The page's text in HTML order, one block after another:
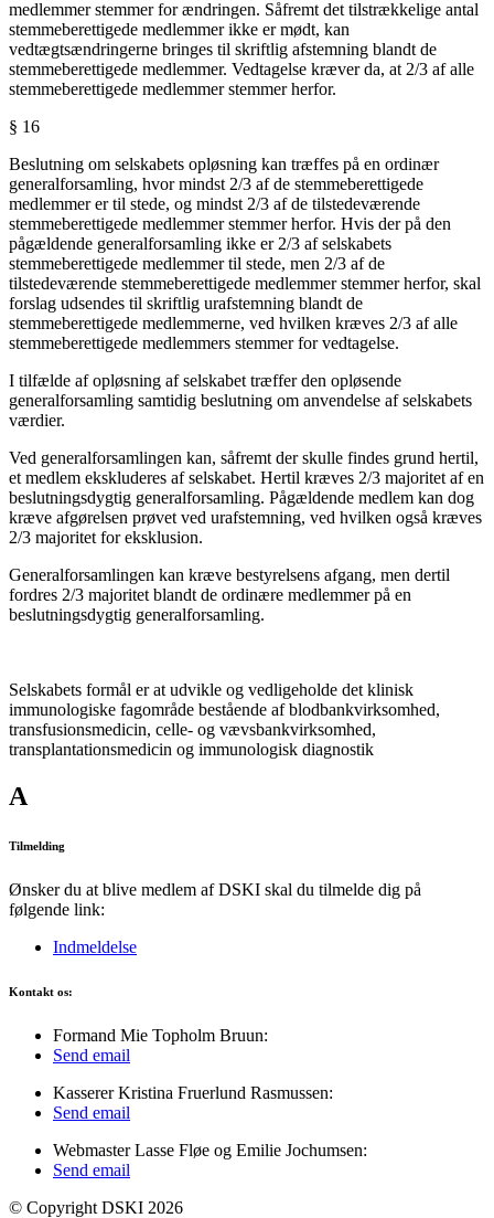
medlemmer stemmer for ændringen. Såfremt det tilstrækkelige antal
stemmeberettigede medlemmer ikke er mødt, kan
vedtægtsændringerne bringes til skriftlig afstemning blandt de
stemmeberettigede medlemmer. Vedtagelse kræver da, at 2/3 af alle
stemmeberettigede medlemmer stemmer herfor.
§ 16
Beslutning om selskabets opløsning kan træffes på en ordinær
generalforsamling, hvor mindst 2/3 af de stemmeberettigede
medlemmer er til stede, og mindst 2/3 af de tilstedeværende
stemmeberettigede medlemmer stemmer herfor. Hvis der på den
pågældende generalforsamling ikke er 2/3 af selskabets
stemmeberettigede medlemmer til stede, men 2/3 af de
tilstedeværende stemmeberettigede medlemmer stemmer herfor, skal
forslag udsendes til skriftlig urafstemning blandt de
stemmeberettigede medlemmerne, ved hvilken kræves 2/3 af alle
stemmeberettigede medlemmers stemmer for vedtagelse.
I tilfælde af opløsning af selskabet træffer den opløsende
generalforsamling samtidig beslutning om anvendelse af selskabets
værdier.
Ved generalforsamlingen kan, såfremt der skulle findes grund hertil,
et medlem ekskluderes af selskabet. Hertil kræves 2/3 majoritet af en
beslutningsdygtig generalforsamling. Pågældende medlem kan dog
kræve afgørelsen prøvet ved urafstemning, ved hvilken også kræves
2/3 majoritet for eksklusion.
Generalforsamlingen kan kræve bestyrelsens afgang, men dertil
fordres 2/3 majoritet blandt de ordinære medlemmer på en
beslutningsdygtig generalforsamling.
Selskabets formål er at udvikle og vedligeholde det klinisk
immunologiske fagområde bestående af blodbankvirksomhed,
transfusionsmedicin, celle- og vævsbankvirksomhed,
transplantationsmedicin og immunologisk diagnostik
A
Tilmelding
Ønsker du at blive medlem af DSKI skal du tilmelde dig på
følgende link:
Indmeldelse
Kontakt os:
Formand Mie Topholm Bruun:
Send email
Kasserer Kristina Fruerlund Rasmussen:
Send email
Webmaster Lasse Fløe og Emilie Jochumsen:
Send email
© Copyright DSKI 2026